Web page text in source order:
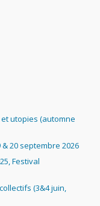
utopies (automne
20 septembre 2026
Festival
(3&4 juin,